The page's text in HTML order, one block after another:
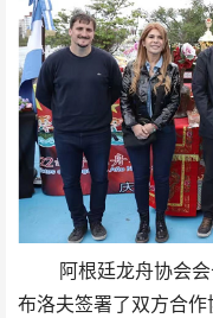
阿根廷龙舟协会会
布洛夫签署了双方合